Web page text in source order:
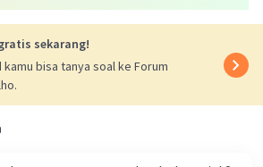
sumbu-sumbu koordinat dan titik P.
yang sesuai agar gambar tidak terlalu
besar.
orientasi sumbu-sumbu koordinat
terjadi kesalahan dalam menentukan
titik berada di belakang bidang
sekarang!
kamu bisa tanya soal ke Forum